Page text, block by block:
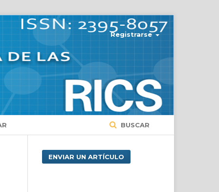
BUSCAR
Registrarse
ENVIAR UN ARTÍCULO